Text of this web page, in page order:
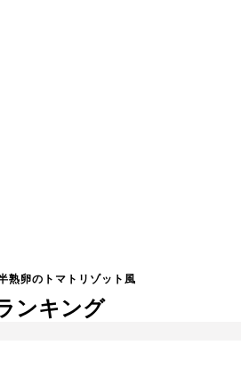
熟卵のトマトリゾット風
ンキング